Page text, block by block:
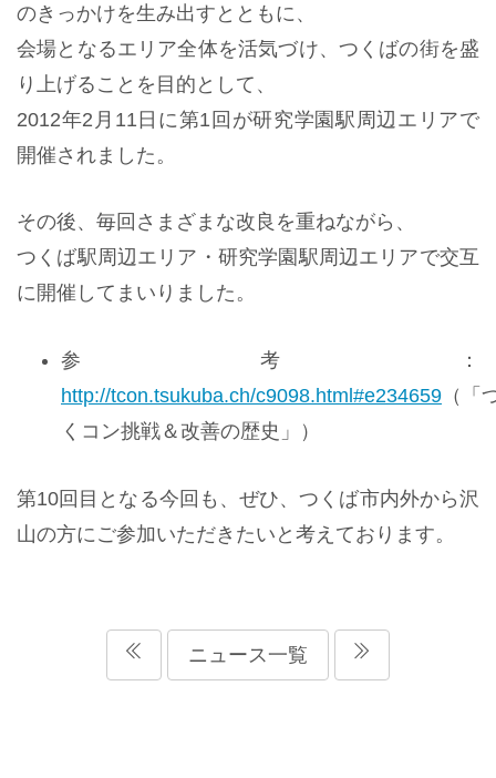
のきっかけを生み出すとともに、
会場となるエリア全体を活気づけ、つくばの街を盛
り上げることを目的として、
2012年2月11日 に第1回が研究学園駅周辺エリアで
開催されました。
その後、毎回さまざまな改良を重ねながら、
つくば駅周辺エリア・研究学園駅周辺エリアで交互
に開催してまいりました。
参考：
http://tcon.tsukuba.ch/c9098.html#e234659 （「
くコン挑戦＆改善の歴史」）
第10回目となる今回も、ぜひ、つくば市内外から沢
山の方にご参加いただきたいと考えております。
ニュース一覧